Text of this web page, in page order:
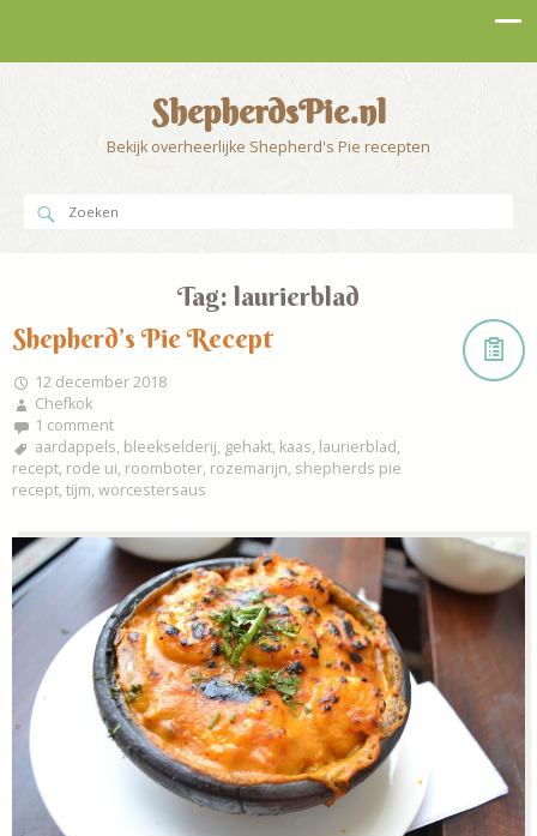
ShepherdsPie.nl
Bekijk overheerlijke Shepherd's Pie recepten
Tag: laurierblad
Shepherd’s Pie Recept
12 december 2018
Chefkok
1 comment
aardappels, bleekselderij, gehakt, kaas, laurierblad,
recept, rode ui, roomboter, rozemarijn, shepherds pie
recept, tijm, worcestersaus